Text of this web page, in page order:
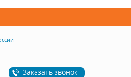
Заказать звонок